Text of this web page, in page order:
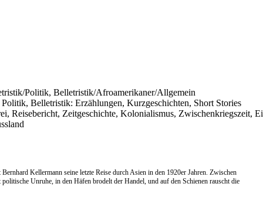
Politik, Belletristik/Afroamerikaner/Allgemein
Belletristik: Erzählungen, Kurzgeschichten, Short Stories
Reisebericht, Zeitgeschichte, Kolonialismus, Zwischenkriegszeit,
Kellermann seine letzte Reise durch Asien in den 1920er Jahren. Zwischen
Unruhe, in den Häfen brodelt der Handel, und auf den Schienen rauscht die